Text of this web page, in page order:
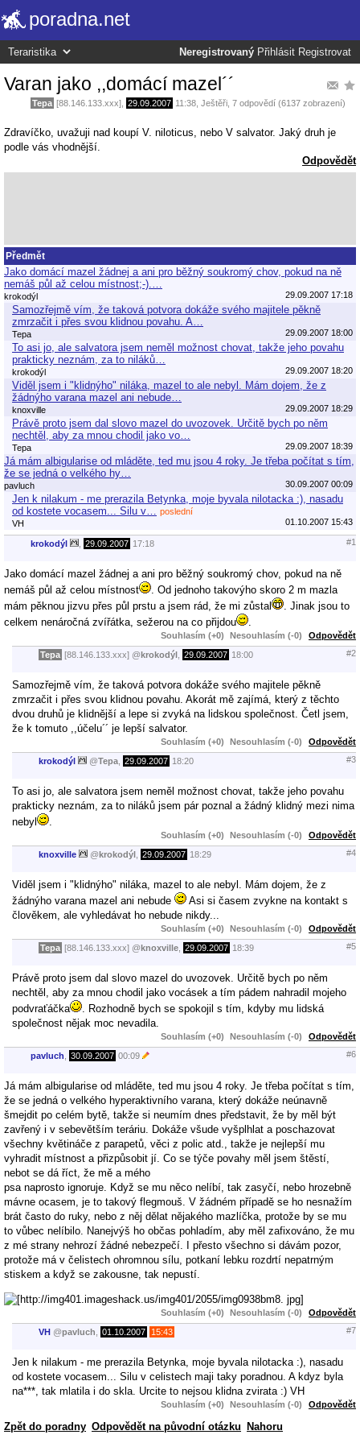
poradna.net
Neregistrovaný Přihlásit Registrovat
Varan jako ,,domácí mazel´´
Tepa [88.146.133.xxx], 29.09.2007 11:38 Ještěři , 7 odpovědí (6137 zobrazení)
Zdravíčko, uvažuji nad koupí V. niloticus, nebo V salvator. Jaký druh je
podle vás vhodnější.
Odpovědět
Předmět
Jako domácí mazel žádnej a ani pro běžný soukromý chov, pokud na ně
nemáš půl až celou místnost;-).…
krokodýl 29.09.2007 17:18
Samozřejmě vím, že taková potvora dokáže svého majitele pěkně
zmrzačit i přes svou klidnou povahu. A…
Tepa 29.09.2007 18:00
To asi jo, ale salvatora jsem neměl možnost chovat, takže jeho povahu
prakticky neznám, za to niláků…
krokodýl 29.09.2007 18:20
Viděl jsem i "klidnýho" niláka, mazel to ale nebyl. Mám dojem, že z
žádnýho varana mazel ani nebude…
knoxville 29.09.2007 18:29
Právě proto jsem dal slovo mazel do uvozovek. Určitě bych po něm
nechtěl, aby za mnou chodil jako vo…
Tepa 29.09.2007 18:39
Já mám albigularise od mláděte, ted mu jsou 4 roky. Je třeba počítat s tím,
že se jedná o velkého hy…
pavluch 30.09.2007 00:09
Jen k nilakum - me prerazila Betynka, moje byvala nilotacka :), nasadu
od kostete vocasem... Silu v…
poslední
VH
01.10.2007 15:43
krokodýl 29.09.2007 17:18 #1
Jako domácí mazel žádnej a ani pro běžný soukromý chov, pokud na ně
nemáš půl až celou místnost
. Od jednoho takovýho skoro 2 m mazla
mám pěknou jizvu přes půl prstu a jsem rád, že mi zůstal
. Jinak jsou to
celkem nenáročná zvířátka, sežerou na co přijdou
Souhlasím (+0) Nesouhlasím (-0) Odpovědět
Tepa [88.146.133.xxx] @krokodýl 29.09.2007 18:00 #2
Samozřejmě vím, že taková potvora dokáže svého majitele pěkně
zmrzačit i přes svou klidnou povahu. Akorát mě zajímá, který z těchto
dvou druhů je klidnější a lepe si zvyká na lidskou společnost. Četl jsem,
že k tomuto ,,účelu´´ je lepší salvator.
Souhlasím (+0) Nesouhlasím (-0) Odpovědět
krokodýl @Tepa 29.09.2007 18:20 #3
To asi jo, ale salvatora jsem neměl možnost chovat, takže jeho povahu
prakticky neznám, za to niláků jsem pár poznal a žádný klidný mezi nima
nebyl
Souhlasím (+0) Nesouhlasím (-0) Odpovědět
knoxville @krokodýl 29.09.2007 18:29 #4
Viděl jsem i "klidnýho" niláka, mazel to ale nebyl. Mám dojem, že z
žádnýho varana mazel ani nebude
Asi si časem zvykne na kontakt s
člověkem, ale vyhledávat ho nebude nikdy...
Souhlasím (+0) Nesouhlasím (-0) Odpovědět
Tepa [88.146.133.xxx] @knoxville 29.09.2007 18:39 #5
Právě proto jsem dal slovo mazel do uvozovek. Určitě bych po něm
nechtěl, aby za mnou chodil jako vocásek a tím pádem nahradil mojeho
podvraťáčka
. Rozhodně bych se spokojil s tím, kdyby mu lidská
společnost nějak moc nevadila.
Souhlasím (+0) Nesouhlasím (-0) Odpovědět
pavluch 30.09.2007 00:09 #6
Já mám albigularise od mláděte, ted mu jsou 4 roky. Je třeba počítat s tím,
že se jedná o velkého hyperaktivního varana, který dokáže neúnavně
šmejdit po celém bytě, takže si neumím dnes představit, že by měl být
zavřený i v sebevětším teráriu. Dokáže všude vyšplhlat a poschazovat
všechny květináče z parapetů, věci z polic atd., takže je nejlepší mu
vyhradit místnost a přizpůsobit jí. Co se týče povahy měl jsem štěstí,
nebot se dá říct, že mě a mého
psa naprosto ignoruje. Když se mu něco nelíbí, tak zasyčí, nebo hrozebně
mávne ocasem, je to takový flegmouš. V žádném případě se ho nesnažím
brát často do ruky, nebo z něj dělat nějakého mazlíčka, protože by se mu
to vůbec nelíbilo. Nanejvýš ho občas pohladím, aby měl zafixováno, že mu
z mé strany nehrozí žádné nebezpečí. I přesto všechno si dávám pozor,
protože má v čelistech ohromnou sílu, potkaní lebku rozdrtí nepatrným
stiskem a když se zakousne, tak nepustí.
Souhlasím (+0) Nesouhlasím (-0) Odpovědět
VH @pavluch 01.10.2007 15:43 #7
Jen k nilakum - me prerazila Betynka, moje byvala nilotacka :), nasadu
od kostete vocasem... Silu v celistech maji taky poradnou. A kdyz byla
na***, tak mlatila i do skla. Urcite to nejsou klidna zvirata :) VH
Souhlasím (+0) Nesouhlasím (-0) Odpovědět
Zpět do poradny Odpovědět na původní otázku Nahoru